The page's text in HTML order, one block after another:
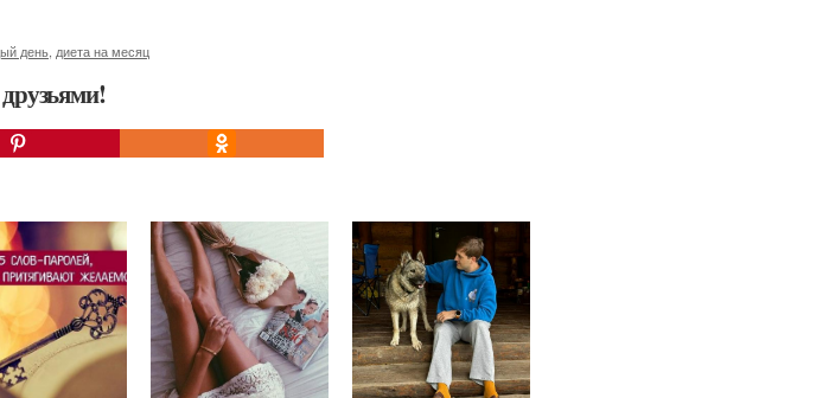
день диета на месяц